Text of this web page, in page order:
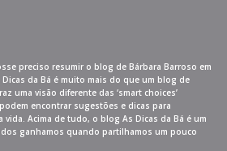
preciso resumir o blog de Bárbara Barroso em
da Bá é muito mais do que um blog de
uma visão diferente das ‘smart choices’
encontrar sugestões e dicas para
vida. Acima de tudo, o blog As Dicas da Bá é um
ganhamos quando partilhamos um pouco